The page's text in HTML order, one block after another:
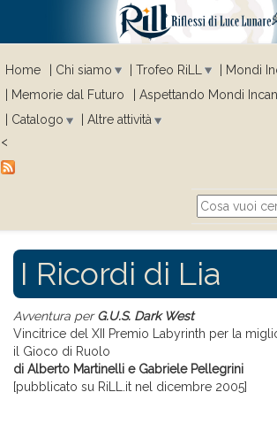
Home Chi siamo Trofeo RiLL
Mondi
Memorie dal Futuro
Aspettando Mondi
Catalogo
Altre attività
<
Cerca
I Ricordi di Lia
Avventura perG.U.S. Dark West
Vincitrice del XII Premio Labyrinth per la
il Gioco di Ruolo
di Alberto Martinelli e Gabriele Pellegrini
[pubblicato su RiLL.it nel dicembre 2005]